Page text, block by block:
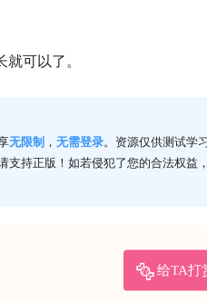
可以了。
无限制 ， 无需登录。资源仅供测试学
支持正版！如若侵犯了您的合法权益
给TA打